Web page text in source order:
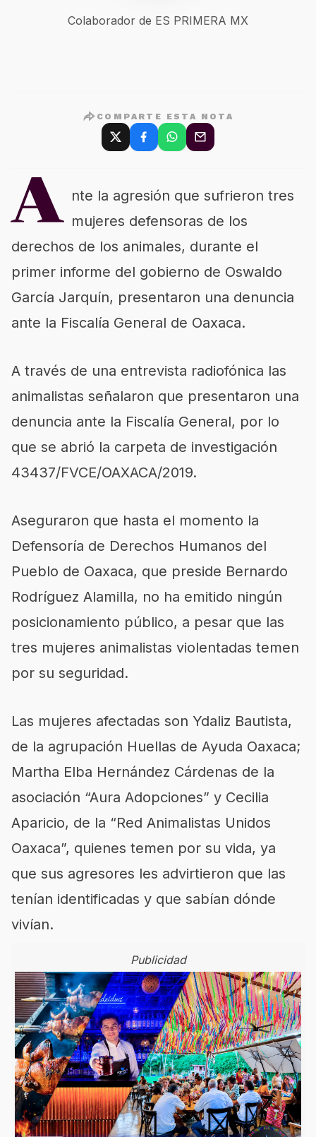
Colaborador de ES PRIMERA MX
COMPARTE ESTA NOTA
A nte la agresión que sufrieron tres
mujeres defensoras de los
derechos de los animales, durante el
primer informe del gobierno de Oswaldo
García Jarquín, presentaron una denuncia
ante la Fiscalía General de Oaxaca.
A través de una entrevista radiofónica las
animalistas señalaron que presentaron una
denuncia ante la Fiscalía General, por lo
que se abrió la carpeta de investigación
43437/FVCE/OAXACA/2019.
Aseguraron que hasta el momento la
Defensoría de Derechos Humanos del
Pueblo de Oaxaca, que preside Bernardo
Rodríguez Alamilla, no ha emitido ningún
posicionamiento público, a pesar que las
tres mujeres animalistas violentadas temen
por su seguridad.
Las mujeres afectadas son Ydaliz Bautista,
de la agrupación Huellas de Ayuda Oaxaca;
Martha Elba Hernández Cárdenas de la
asociación “Aura Adopciones” y Cecilia
Aparicio, de la “Red Animalistas Unidos
Oaxaca”, quienes temen por su vida, ya
que sus agresores les advirtieron que las
tenían identificadas y que sabían dónde
vivían.
Publicidad